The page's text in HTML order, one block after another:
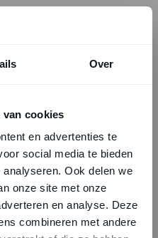
Over
van cookies
en advertenties te
social media te bieden
Ook delen we
onze site met onze
en analyse. Deze
combineren met andere
zijn wij
t/m 16 augustus.
2026 staan